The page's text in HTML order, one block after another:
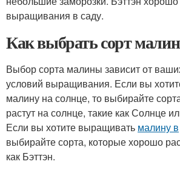
выращивания в саду.
Как выбрать сорт
Выбор сорта малины зависит от
условий выращивания. Если вы
малину на солнце, то выбирайте
растут на солнце, такие как Солнце
Если вы хотите выращивать малину в
выбирайте сорта, которые хорошо
как Бэттэн.